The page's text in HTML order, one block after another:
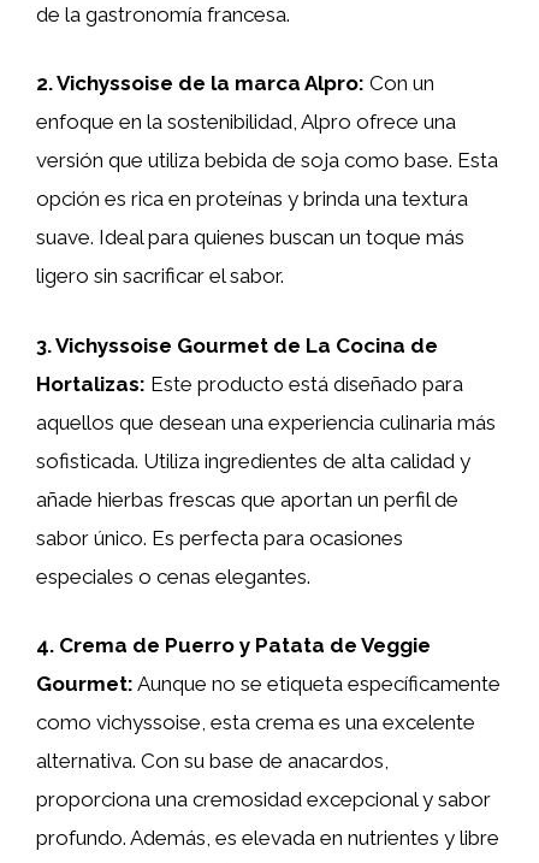
de la gastronomía francesa.
2. Vichyssoise de la marca Alpro: Con un
enfoque en la sostenibilidad, Alpro ofrece una
versión que utiliza bebida de soja como base. Esta
opción es rica en proteínas y brinda una textura
suave. Ideal para quienes buscan un toque más
ligero sin sacrificar el sabor.
3. Vichyssoise Gourmet de La Cocina de
Hortalizas: Este producto está diseñado para
aquellos que desean una experiencia culinaria más
sofisticada. Utiliza ingredientes de alta calidad y
añade hierbas frescas que aportan un perfil de
sabor único. Es perfecta para ocasiones
especiales o cenas elegantes.
4. Crema de Puerro y Patata de Veggie
Gourmet: Aunque no se etiqueta específicamente
como vichyssoise, esta crema es una excelente
alternativa. Con su base de anacardos,
proporciona una cremosidad excepcional y sabor
profundo. Además, es elevada en nutrientes y libre